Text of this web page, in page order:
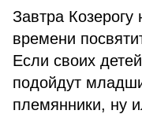
Завтра
времени
Если своих
подойдут
племянники, ну